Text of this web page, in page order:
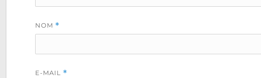
NOM *
E-MAIL *